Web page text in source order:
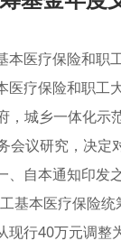
本医疗保险和
疗保险和职
，城乡一体化
会议研究，决
自本通知印
基本医疗保险
行40万元调